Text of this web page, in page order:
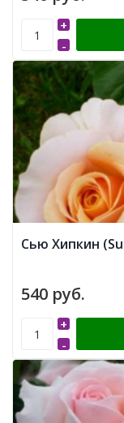
-
+
Сью Хипкин
540 руб.
-
+